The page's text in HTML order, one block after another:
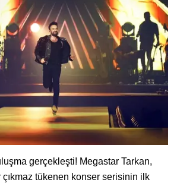
gerçekleşti! Megastar Tarkan,
çıkmaz tükenen konser serisinin ilk